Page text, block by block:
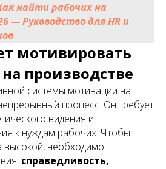
найти рабочих на
— Руководство для HR и
мотивировать
производстве
системы мотивации на
процесс. Он требует
видения и
к нуждам рабочих. Чтобы
высокой, необходимо
справедливость,